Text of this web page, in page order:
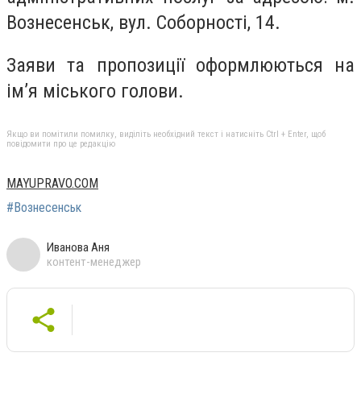
Вознесенськ, вул. Соборності, 14.
Заяви та пропозиції оформлюються на
ім’я міського голови.
Якщо ви помітили помилку, виділіть необхідний текст і натисніть Ctrl + Enter, щоб
повідомити про це редакцію
MAYUPRAVO.COM
#Вознесенськ
Иванова Аня
контент-менеджер